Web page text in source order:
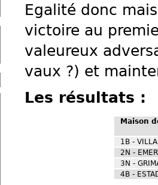
Egalité donc
victoire au
valeureux
vaux ?) et
Les résultats :
Maison
1B -
2N -
3N -
4B -